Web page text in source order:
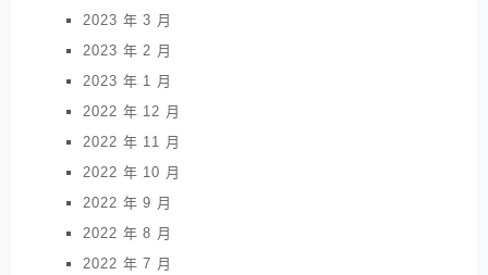
2023 年 3 月
2023 年 2 月
2023 年 1 月
2022 年 12 月
2022 年 11 月
2022 年 10 月
2022 年 9 月
2022 年 8 月
2022 年 7 月